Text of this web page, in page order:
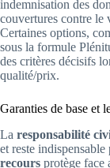
indemnisation des
couvertures contre le
Certaines options,
sous la formule
des critères décisifs
qualité/prix.
Garanties de base et
La responsabilité
et reste
recours protège face